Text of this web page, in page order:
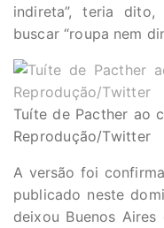
indireta”, teria
buscar “roupa nem
Tuíte de Pacther ao
Reprodução/Twitter
A versão foi
publicado neste
deixou Buenos